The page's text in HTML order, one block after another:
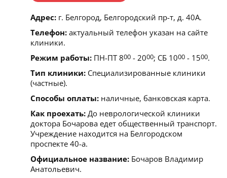
Адрес: г. Белгород, Белгородский пр-т, д. 40А.
Телефон: актуальный телефон указан на сайте
клиники.
Режим работы: ПН-ПТ 800 - 2000; СБ 1000 - 1500.
Тип клиники: Специализированные клиники
(частные).
Способы оплаты: наличные, банковская карта.
Как проехать: До неврологической клиники
доктора Бочарова едет общественный транспорт.
Учреждение находится на Белгородском
проспекте 40-а.
Официальное название: Бочаров Владимир
Анатольевич.